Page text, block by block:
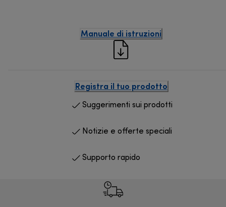
Manuale di istruzioni
Registra il tuo prodotto
Suggerimenti sui prodotti
Notizie e offerte speciali
Supporto rapido